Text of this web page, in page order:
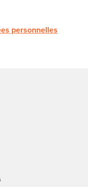
personnelles